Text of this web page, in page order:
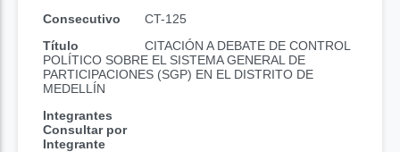
Consecutivo
CT-125
Título
CITACIÓN A DEBATE DE CONTROL
POLÍTICO SOBRE EL SISTEMA GENERAL DE
PARTICIPACIONES (SGP) EN EL DISTRITO DE
MEDELLÍN
Integrantes
Consultar por
Integrante